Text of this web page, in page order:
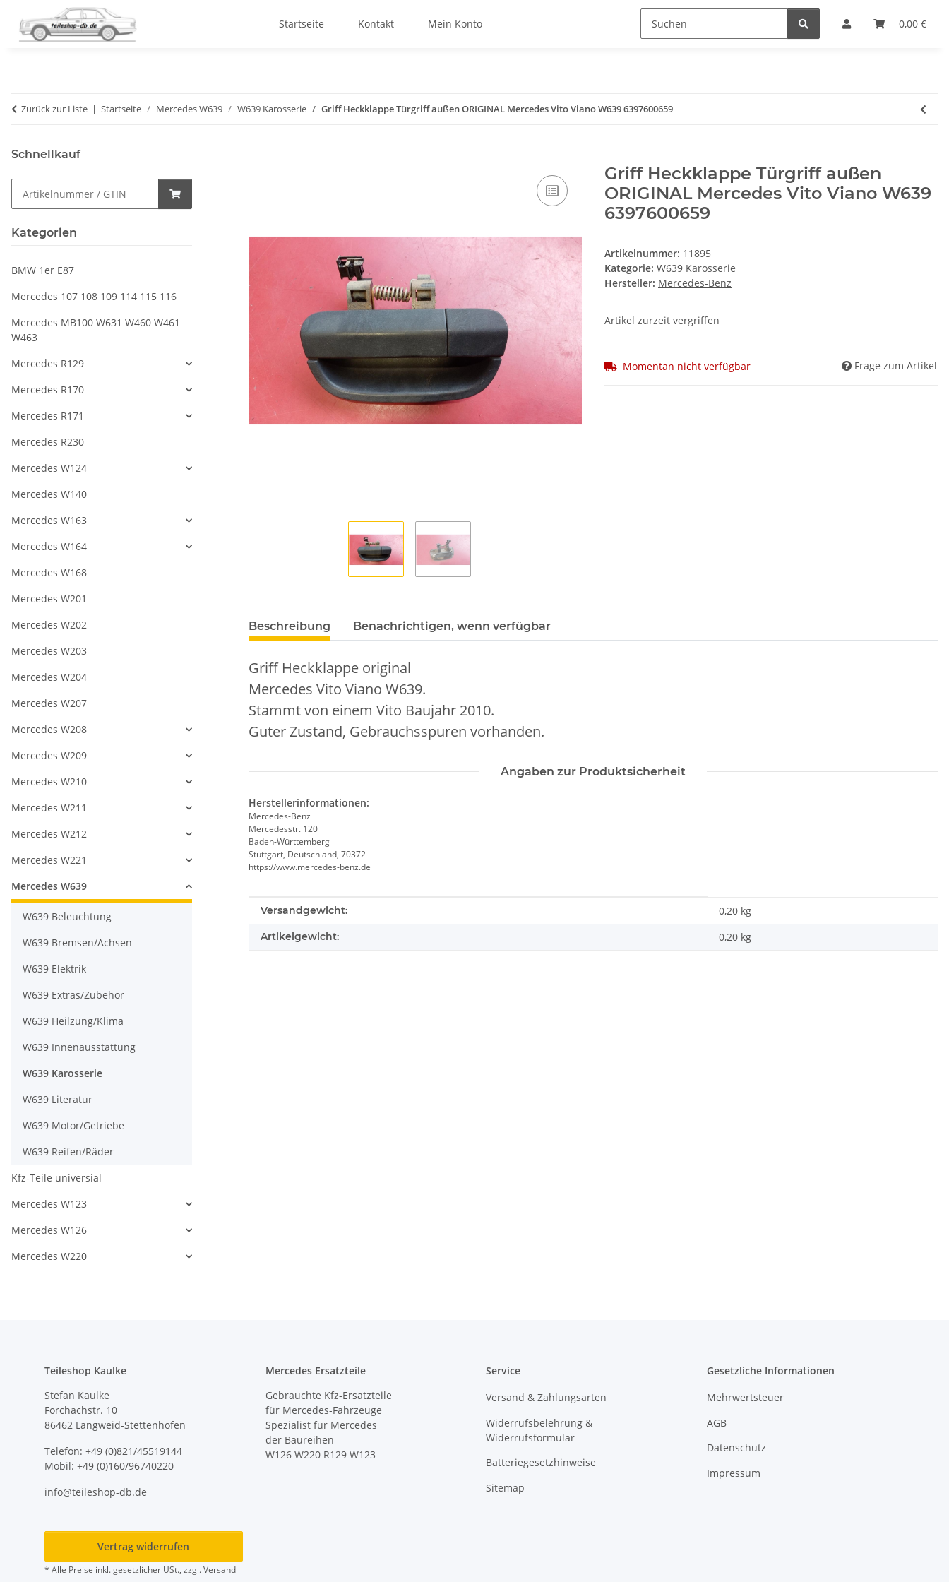
0,00 €
Startseite Kontakt Mein Konto
Zurück zur Liste Startseite Mercedes W639 W639 Karosserie Griff Heckklappe Türgriff außen ORIGINAL Mercedes Vito Viano W639 6397600659
Griff Heckklappe Türgriff außen
ORIGINAL Mercedes Vito Viano W639
6397600659
Artikelnummer: 11895
Kategorie: W639 Karosserie
Hersteller: Mercedes-Benz
Artikel zurzeit vergriffen
Momentan nicht verfügbar Frage zum Artikel
Beschreibung Benachrichtigen, wenn verfügbar
Griff Heckklappe original
Mercedes Vito Viano W639.
Stammt von einem Vito Baujahr 2010.
Guter Zustand, Gebrauchsspuren vorhanden.
Angaben zur Produktsicherheit
Herstellerinformationen:
Mercedes-Benz
Mercedesstr. 120
Baden-Württemberg
Stuttgart, Deutschland, 70372
https://www.mercedes-benz.de
Produkteigenschaft
Wert
Versandgewicht: 0,20 kg
Artikelgewicht: 0,20 kg
Schnellkauf
Kategorien
BMW 1er E87
Mercedes 107 108 109 114 115 116
Mercedes MB100 W631 W460 W461
W463
Mercedes R129
Mercedes R170
Mercedes R171
Mercedes R230
Mercedes W124
Mercedes W140
Mercedes W163
Mercedes W164
Mercedes W168
Mercedes W201
Mercedes W202
Mercedes W203
Mercedes W204
Mercedes W207
Mercedes W208
Mercedes W209
Mercedes W210
Mercedes W211
Mercedes W212
Mercedes W221
Mercedes W639
W639 Beleuchtung
W639 Bremsen/Achsen
W639 Elektrik
W639 Extras/Zubehör
W639 Heilzung/Klima
W639 Innenausstattung
W639 Karosserie
W639 Literatur
W639 Motor/Getriebe
W639 Reifen/Räder
Kfz-Teile universial
Mercedes W123
Mercedes W126
Mercedes W220
Teileshop Kaulke
Stefan Kaulke
Forchachstr. 10
86462 Langweid-Stettenhofen
Telefon: +49 (0)821/45519144
Mobil: +49 (0)160/96740220
info@teileshop-db.de
Mercedes Ersatzteile
Gebrauchte Kfz-Ersatzteile
für Mercedes-Fahrzeuge
Spezialist für Mercedes
der Baureihen
W126 W220 R129 W123
Service
Versand & Zahlungsarten
Widerrufsbelehrung &
Widerrufsformular
Batteriegesetzhinweise
Sitemap
Gesetzliche Informationen
Mehrwertsteuer
AGB
Datenschutz
Impressum
Vertrag widerrufen
* Alle Preise inkl. gesetzlicher USt., zzgl.Versand